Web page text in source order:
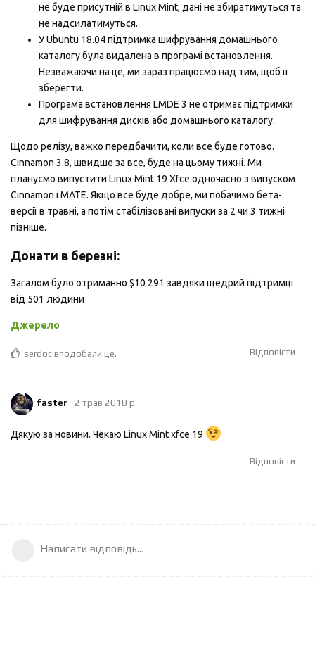
не буде присутній в Linux Mint, дані не збиратимуться та
не надсилатимуться.
У Ubuntu 18.04 підтримка шифрування домашнього
каталогу була видалена в програмі встановлення.
Незважаючи на це, ми зараз працюємо над тим, щоб її
зберегти.
Програма встановлення LMDE 3 не отримає підтримки
для шифрування дисків або домашнього каталогу.
Щодо релiзу, важко передбачити, коли все буде готово.
Cinnamon 3.8, швидше за все, буде на цьому тижні. Ми
плануємо випустити Linux Mint 19 Xfce одночасно з випуском
Cinnamon і MATE. Якщо все буде добре, ми побачимо бета-
версії в травні, а потім стабілізовані випуски за 2 чи 3 тижні
пізніше.
Донати в березнi:
Загалом було отриманно $10 291 завдяки щедрий пiдтримцi
вiд 501 людини
Джерело
Відповісти
serdoc вподобали це.
faster 2 трав 2018 р.
Дякую за новини. Чекаю Linux Mint xfce 19
Відповісти
Написати відповідь...